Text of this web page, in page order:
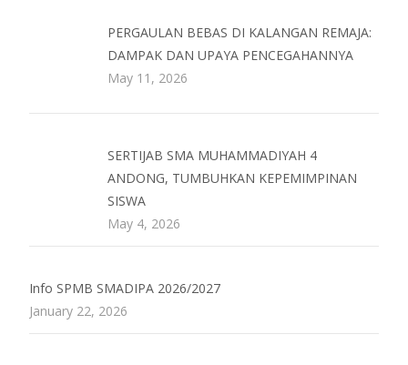
PERGAULAN BEBAS DI KALANGAN REMAJA:
DAMPAK DAN UPAYA PENCEGAHANNYA
May 11, 2026
SERTIJAB SMA MUHAMMADIYAH 4
ANDONG, TUMBUHKAN KEPEMIMPINAN
SISWA
May 4, 2026
Info SPMB SMADIPA 2026/2027
January 22, 2026